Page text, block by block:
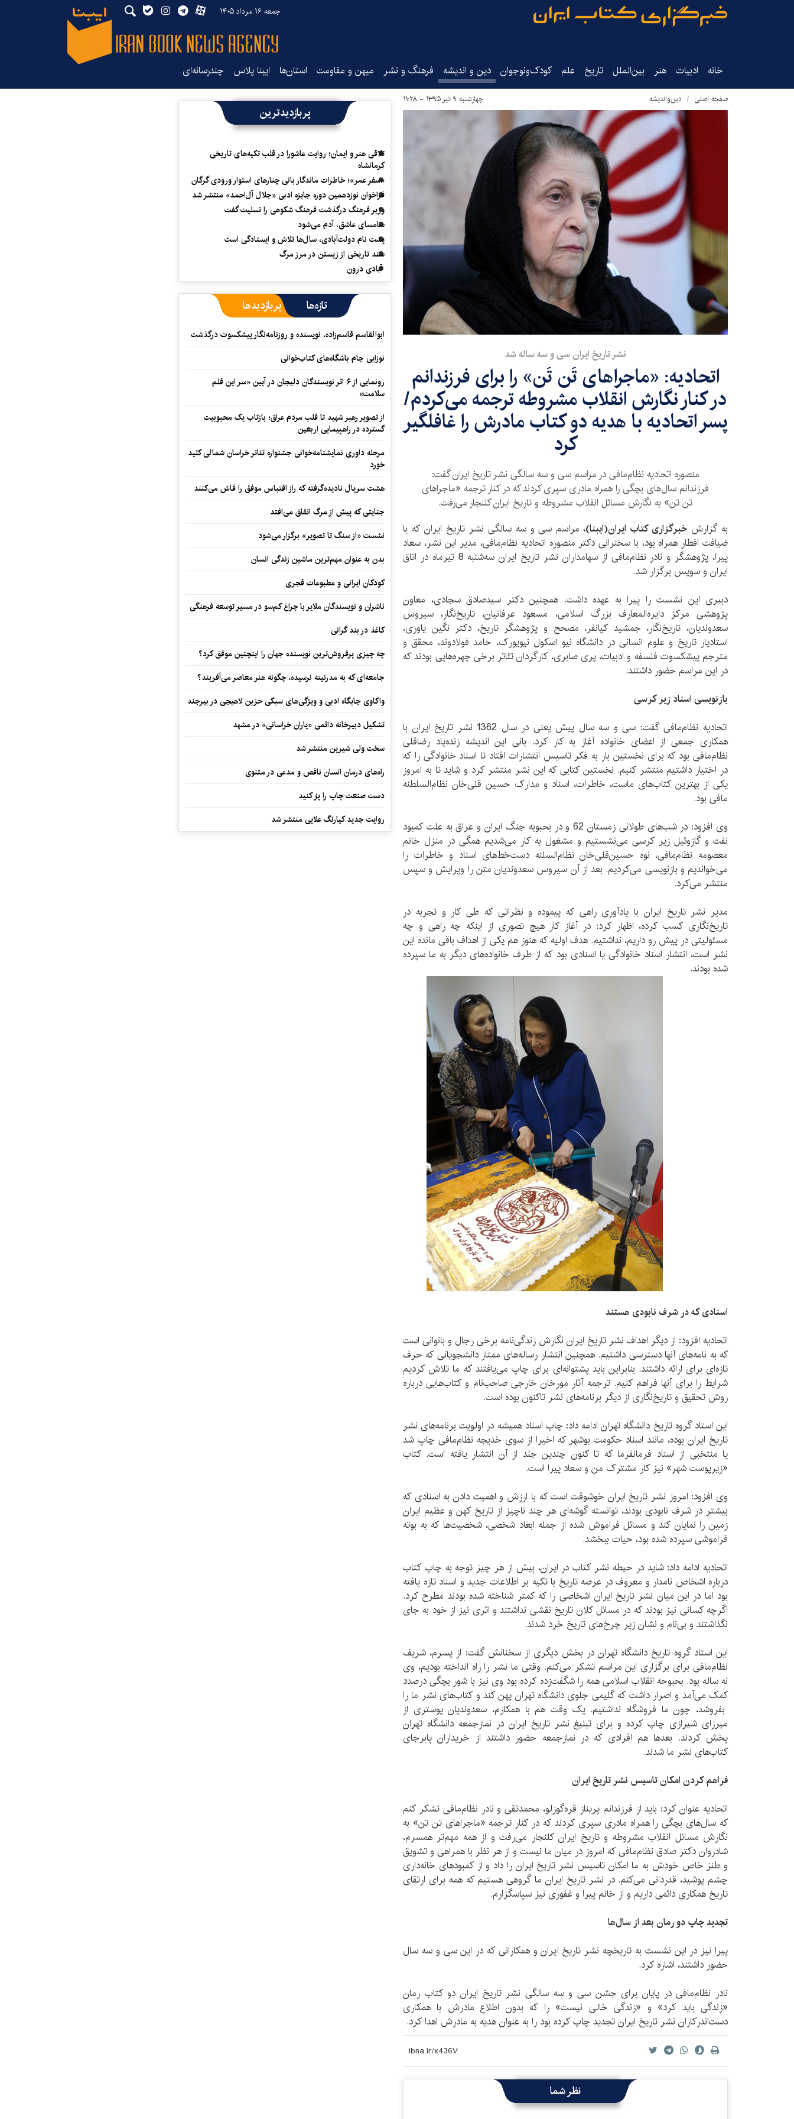
جمعه ۱۶ مرداد ۱۴۰۵
خانه ادبیات هنر بین‌الملل تاریخ‌ علم کودک‌ونوجوان دین و اندیشه فرهنگ و نشر میهن و مقاومت استان‌ها ایبنا پلاس چندرسانه‌ای
صفحه اصلی دین‌واندیشه چهارشنبه ۹ تیر ۱۳۹۵ - ۱۱:۲۸
نشر تاریخ ایران سی و سه ساله شد
اتحادیه: «ماجراهای تَن تَن» را برای فرزندانم
در کنار نگارش انقلاب مشروطه ترجمه می‌کردم/
پسر اتحادیه با هدیه دو کتاب مادرش را غافلگیر
کرد
منصوره اتحادیه نظام‌مافی در مراسم سی و سه سالگی نشر تاریخ ایران گفت:
فرزندانم سال‌های بچگی را همراه مادری سپری کردند که در کنار ترجمه «ماجراهای
تن تن» به نگارش مسائل انقلاب مشروطه و تاریخ ایران کلنجار می‌رفت.
به گزارش خبرگزاری کتاب ایران(ایبنا)، مراسم سی و سه سالگی نشر تاریخ ایران که با
ضیافت افطار همراه بود، با سخنرانی دکتر منصوره اتحادیه نظام‌مافی، مدیر این نشر، سعاد
پیرا، پژوهشگر و نادر نظام‌مافی از سهامداران نشر تاریخ ایران سه‌شنبه 8 تیرماه در اتاق
ایران و سویس برگزار شد.
دبیری این نشست را پیرا به عهده داشت. همچنین دکتر سیدصادق سجادی، معاون
پژوهشی مرکز دایره‌المعارف بزرگ اسلامی، مسعود عرفانیان، تاریخ‌نگار، سیروس
سعدوندیان، تاریخ‌نگار، جمشید کیانفر، مصحح و پژوهشگر تاریخ، دکتر نگین یاوری،
استادیار تاریخ و علوم انسانی در دانشگاه نیو اسکول نیویورک، حامد فولادوند، محقق و
مترجم پیشکسوت فلسفه و ادبیات، پری صابری، کارگردان تئاتر برخی چهره‌هایی بودند که
در این مراسم حضور داشتند.
بازنویسی اسناد زیر کرسی
اتحادیه نظام‌مافی گفت: سی و سه سال پیش یعنی در سال 1362 نشر تاریخ ایران با
همکاری جمعی از اعضای خانواده آغاز به کار کرد. بانی این اندیشه زنده‌یاد رضاقلی
نظام‌مافی بود که برای نخستین بار به فکر تاسیس انتشارات افتاد تا اسناد خانوادگی را که
در اختیار داشتیم منتشر کنیم. نخستین کتابی که این نشر منتشر کرد و شاید تا به امروز
یکی از بهترین کتاب‌های ماست، خاطرات، اسناد و مدارک حسین قلی‌خان نظام‌السلطنه
مافی بود.
وی افزود: در شب‌های طولانی زمستان 62 و در بحبوبه جنگ ایران و عراق به علت کمبود
نفت و گازوئیل زیر کرسی می‌نشستیم و مشغول به کار می‌شدیم همگی در منزل خانم
معصومه نظام‌مافی، نوه حسین‌قلی‌خان نظام‌السلنه دست‌خط‌های اسناد و خاطرات را
می‌خواندیم و بازنویسی می‌کردیم. بعد از آن سیروس سعدوندیان متن را ویرایش و سپس
منتشر می‌کرد.
مدیر نشر تاریخ ایران با یادآوری راهی که پیموده و نظراتی که طی کار و تجربه در
تاریخ‌نگاری کسب کرده، اظهار کرد: در آغاز کار هیچ تصوری از اینکه چه راهی و چه
مسئولیتی در پیش رو داریم، نداشتیم. هدف اولیه که هنوز هم یکی از اهداف باقی مانده این
نشر است، انتشار اسناد خانوادگی یا اسنادی بود که از طرف خانواده‌های دیگر به ما سپرده
شده بودند.
اسنادی که در شرف نابودی هستند
اتحادیه افزود: از دیگر اهداف نشر تاریخ ایران نگارش زندگی‌نامه برخی رجال و بانوانی است
که به نامه‌های آنها دسترسی داشتیم. همچنین انتشار رساله‌های ممتاز دانشجویانی که حرف
تازه‌ای برای ارائه داشتند. بنابراین باید پشتوانه‌ای برای چاپ می‌یافتند که ما تلاش کردیم
شرایط را برای آنها فراهم کنیم. ترجمه آثار مورخان خارجی صاحب‌نام و کتاب‌هایی درباره
روش تحقیق و تاریخ‌نگاری از دیگر برنامه‌های نشر تاکنون بوده است.
این استاد گروه تاریخ دانشگاه تهران ادامه داد: چاپ اسناد همیشه در اولویت برنامه‌های نشر
تاریخ ایران بوده، مانند اسناد حکومت بوشهر که اخیرا از سوی خدیجه نظام‌مافی چاپ شد
یا منتخبی از اسناد فرمانفرما که تا کنون چندین جلد از آن انتشار یافته است. کتاب
«زیرپوست شهر» نیز کار مشترک من و سعاد پیرا است.
وی افزود: امروز نشر تاریخ ایران خوشوقت است که با ارزش و اهمیت دادن به اسنادی که
بیشتر در شرف نابودی بودند، توانسته گوشه‌ای هر چند ناچیز از تاریخ کهن و عظیم ایران
زمین را نمایان کند و مسائل فراموش شده از جمله ابعاد شخصی، شخصیت‌ها که به بوته
فراموشی سپرده شده بود، حیات ببخشد.
اتحادیه ادامه داد: شاید در حیطه نشر کتاب در ایران، بیش از هر چیز توجه به چاپ کتاب
درباره اشخاص نامدار و معروف در عرصه تاریخ با تکیه بر اطلاعات جدید و اسناد تازه یافته
بود اما در این میان نشر تاریخ ایران اشخاصی را که کمتر شناخته شده‌ بودند مطرح کرد.
اگرچه کسانی نیز بودند که در مسائل کلان تاریخ نقشی نداشتند و اثری نیز از خود به جای
نگذاشتند و بی‌نام و نشان زیر چرخ‌های تاریخ خرد شدند.
این استاد گروه تاریخ دانشگاه تهران در بخش دیگری از سخنانش گفت: از پسرم، شریف
نظام‌مافی برای برگزاری این مراسم تشکر می‌کنم. وقتی ما نشر را راه انداخته بودیم، وی
نه ساله بود. بحبوحه انقلاب اسلامی همه را شگفت‌زده کرده بود وی نیز با شور بچگی درصدد
کمک می‌آمد و اصرار داشت که گلیمی جلوی دانشگاه تهران پهن کند و کتاب‌های نشر ما را
بفروشد، چون ما فروشگاه نداشتیم. یک وقت هم با همکارم، سعدوندیان پوستری از
میرزای شیرازی چاپ کرده و برای تبلیغ نشر تاریخ ایران در نمازجمعه دانشگاه تهران
پخش کردند. بعدها هم افرادی که در نمازجمعه حضور داشتند از خریداران پابرجای
کتاب‌های نشر ما شدند.
فراهم کردن امکان تاسیس نشر تاریخ ایران
اتحادیه عنوان کرد: باید از فرزندانم پریناز قره‌گوزلو، محمدتقی و نادر نظام‌مافی تشکر کنم
که سال‌های بچگی را همراه مادری سپری کردند که در کنار ترجمه «ماجراهای تن تن» به
نگارش مسائل انقلاب مشروطه و تاریخ ایران کلنجار می‌رفت و از همه مهم‌تر همسرم،
شادروان دکتر صادق نظام‌مافی که امروز در میان ما نیست و از هر نظر با همراهی و تشویق
و طنز خاص خودش به ما امکان تاسیس نشر تاریخ ایران را داد و از کمبودهای خانه‌داری
چشم پوشید، قدردانی می‌کنم. در نشر تاریخ ایران ما گروهی هستیم که همه برای ارتقای
تاریخ همکاری دائمی داریم و از خانم پیرا و غفوری نیز سپاسگزارم.
تجدید چاپ دو رمان بعد از سال‌ها
پیرا نیز در این نشست به تاریخچه نشر تاریخ ایران و همکارانی که در این سی و سه سال
حضور داشتند، اشاره کرد.
نادر نظام‌مافی در پایان برای جشن سی و سه سالگی نشر تاریخ ایران دو کتاب رمان
«زندگی باید کرد» و «زندگی خالی نیست» را که بدون اطلاع مادرش با همکاری
دست‌اندرکاران نشر تاریخ ایران تجدید چاپ کرده بود را به عنوان هدیه به مادرش اهدا کرد.
نظر شما
پربازدیدترین
تلاقی هنر و ایمان؛ روایت عاشورا در قلب تکیه‌های تاریخی
کرمانشاه
«سفرِ عمر»؛ خاطرات ماندگار بانی چنارهای استوار ورودی گرگان
فراخوان نوزدهمین دوره جایزه ادبی «جلال آل‌احمد» منتشر شد
وزیر فرهنگ درگذشت فرهنگ شکوهی را تسلیت گفت
سامسای عاشق، آدم می‌شود
پشت نام دولت‌آبادی، سال‌ها تلاش و ایستادگی است
سند تاریخی از زیستن در مرز مرگ
آبادی درون
تازه‌ها پربازدیدها
ابوالقاسم قاسم‌زاده، نویسنده و روزنامه‌نگار پیشکسوت درگذشت
نوزایی جام باشگاه‌های کتاب‌خوانی
رونمایی از ۶ اثر نویسندگان دلیجان در آیین «سر این قلم
سلامت»
از تصویر رهبر شهید تا قلب مردم عراق؛ بازتاب یک محبوبیت
گسترده در راهپیمایی اربعین
مرحله داوری نمایشنامه‌خوانی جشنواره تئاتر خراسان شمالی کلید
خورد
هشت سریال نادیده‌گرفته که راز اقتباس موفق را فاش می‌کنند
جنایتی که پیش از مرگ اتفاق می‌افتد
نشست «از سنگ تا تصویر» برگزار می‌شود
بدن به عنوان مهم‌ترین ماشین زندگی انسان
کودکان ایرانی و مطبوعات قجری
ناشران و نویسندگان ملایر با چراغ کم‌سو در مسیر توسعه فرهنگی
کاغذ در بند گرانی
چه چیزی پرفروش‌ترین نویسنده جهان را اینچنین موفق کرد؟
جامعه‌ای که به مدرنیته نرسیده، چگونه هنر معاصر می‌آفریند؟
واکاوی جایگاه ادبی و ویژگی‌های سبکی حزین لاهیجی در بیرجند
تشکیل دبیرخانه دائمی «یاران خراسانی» در مشهد
سخت ولی شیرین منتشر شد
راه‌های درمان انسان ناقص و مدعی در مثنوی
دست صنعت چاپ را پرُ کنید
روایت جدید کیارنگ علایی منتشر شد